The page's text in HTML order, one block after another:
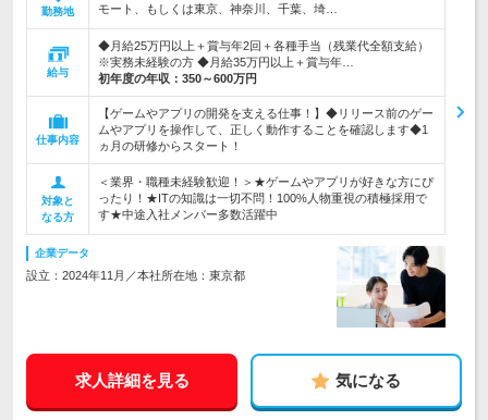
勤務地
モート、もしくは東京、神奈川、千葉、埼…
給与
◆月給25万円以上＋賞与年2回＋各種手当（残業代全額支給）
※実務未経験の方 ◆月給35万円以上＋賞与年…
初年度の年収： 350～600万円
仕事内容
【ゲームやアプリの開発を支える仕事！】◆リリース前のゲー
ムやアプリを操作して、正しく動作することを確認します◆1
ヵ月の研修からスタート！
対象と
なる方
＜業界・職種未経験歓迎！＞★ゲームやアプリが好きな方にぴ
ったり！★ITの知識は一切不問！100%人物重視の積極採用で
す★中途入社メンバー多数活躍中
企業データ
設立：2024年11月／本社所在地：東京都
求人詳細を見る 気になる